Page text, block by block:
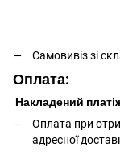
Самовивіз зі
Оплата:
Накладений
Оплата при
адресної